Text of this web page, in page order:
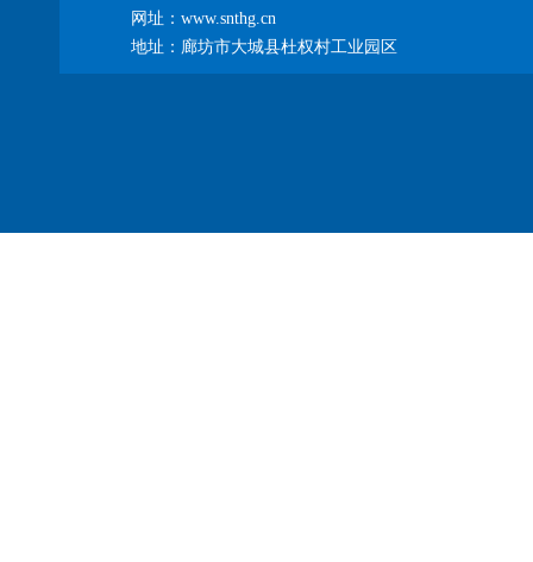
网址：www.snthg.cn
地址：廊坊市大城县杜权村工业园区